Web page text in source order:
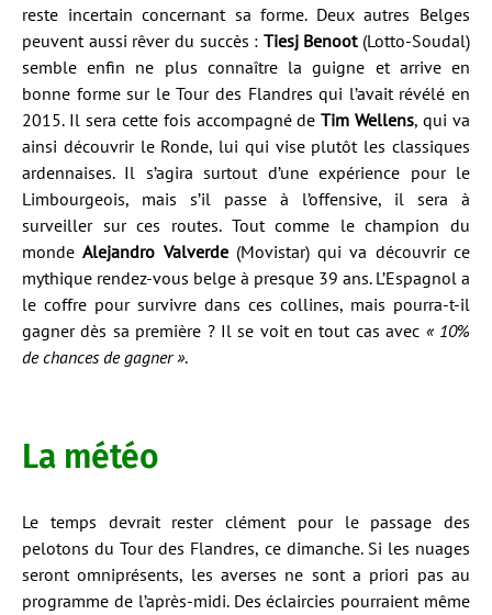
reste incertain concernant sa forme. Deux autres Belges
peuvent aussi rêver du succès : Tiesj Benoot(Lotto-Soudal)
semble enfin ne plus connaître la guigne et arrive en
bonne forme sur le Tour des Flandres qui l’avait révélé en
2015. Il sera cette fois accompagné deTim Wellens, qui va
ainsi découvrir le Ronde, lui qui vise plutôt les classiques
ardennaises. Il s’agira surtout d’une expérience pour le
Limbourgeois, mais s’il passe à l’offensive, il sera à
surveiller sur ces routes. Tout comme le champion du
mondeAlejandro Valverde(Movistar) qui va découvrir ce
mythique rendez-vous belge à presque 39 ans. L’Espagnol a
le coffre pour survivre dans ces collines, mais pourra-t-il
gagner dès sa première ? Il se voit en tout cas avec « 10%
de chances de gagner ».
La météo
Le temps devrait rester clément pour le passage des
pelotons du Tour des Flandres, ce dimanche. Si les nuages
seront omniprésents, les averses ne sont a priori pas au
programme de l’après-midi. Des éclaircies pourraient même